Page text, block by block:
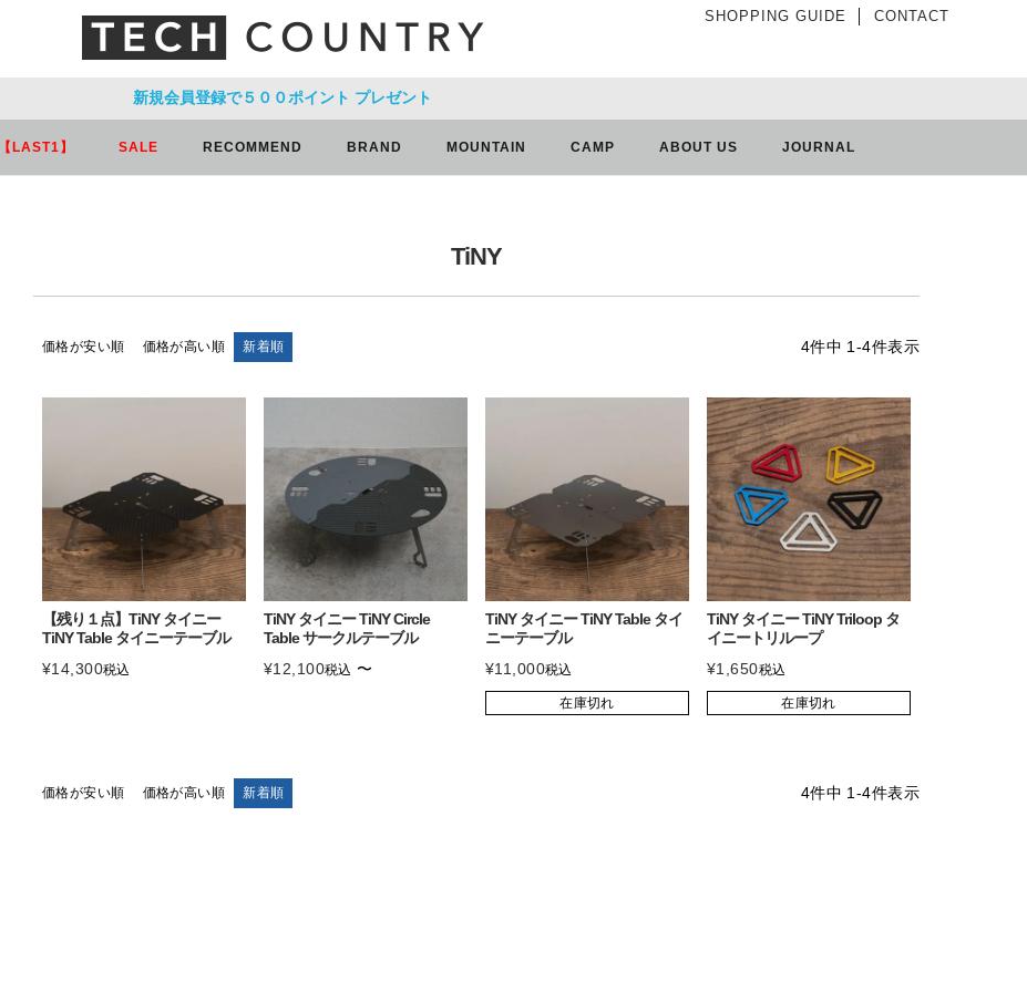
SHOPPING GUIDE CONTACT
新規会員登録で５００ポイント プレゼント
【LAST1】 SALE RECOMMEND BRAND MOUNTAIN CAMP ABOUT US JOURNAL
TiNY
価格が安い順 価格が高い順 新着順 4件中 1 -4件表示
【残り１点】TiNY タイニー
TiNY Table タイニーテーブル
¥14,300税込
TiNY タイニー TiNY Circle
Table サークルテーブル
¥12,100税込 〜
TiNY タイニー TiNY Table タイ
ニーテーブル
¥11,000税込
在庫切れ
TiNY タイニー TiNY Triloop タ
イニートリループ
¥1,650税込
在庫切れ
価格が安い順 価格が高い順 新着順 4件中 1 -4件表示